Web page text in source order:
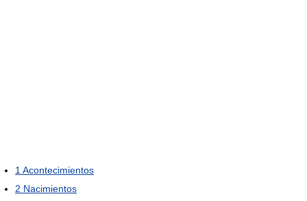
1 Acontecimientos
2 Nacimientos